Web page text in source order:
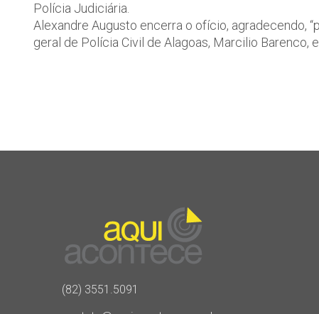
Polícia Judiciária.
Alexandre Augusto encerra o ofício, agradecendo,
geral de Polícia Civil de Alagoas, Marcilio Barenco,
(82) 3551.5091